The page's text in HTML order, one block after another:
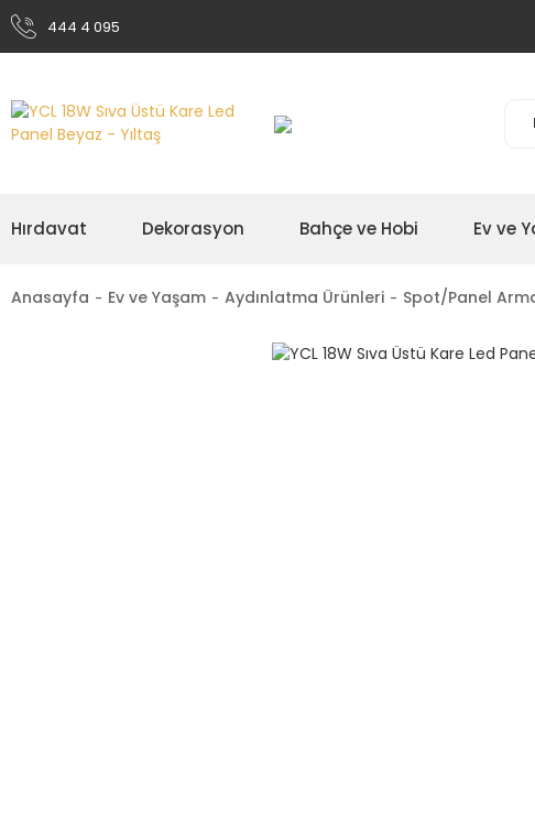
444 4 095
Hırdavat Dekorasyon Bahçe ve Hobi Ev ve
Anasayfa Ev ve Yaşam Aydınlatma Ürünleri Spot/Panel